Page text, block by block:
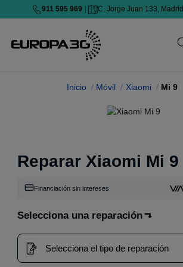
911 595 969 C. Jorge Juan 133, Madrid
Inicio Móvil Xiaomi Mi 9
Reparar Xiaomi Mi 9
Financiación sin intereses
Selecciona una reparación